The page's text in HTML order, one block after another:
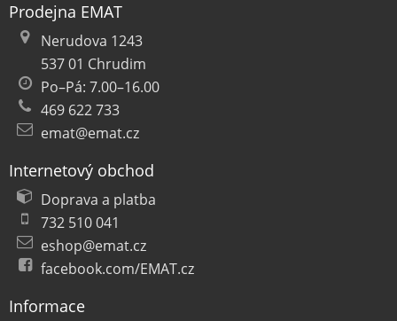
Prodejna EMAT
Nerudova 1243
537 01 Chrudim
Po–Pá: 7.00–16.00
469 622 733
emat@emat.cz
Internetový obchod
Doprava a platba
732 510 041
eshop@emat.cz
facebook.com/EMAT.cz
Informace